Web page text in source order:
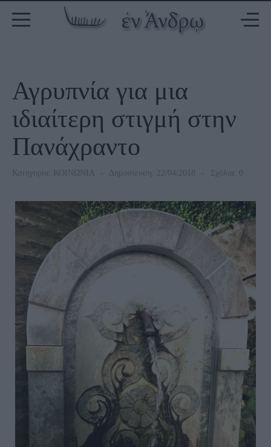
Αγρυπνία για μια
ιδιαίτερη στιγμή στην
Πανάχραντο
Κατηγορία: ΚΟΙΝΩΝΙΑ Δημοσίευση: 22/04/2018 Σχόλια: 0